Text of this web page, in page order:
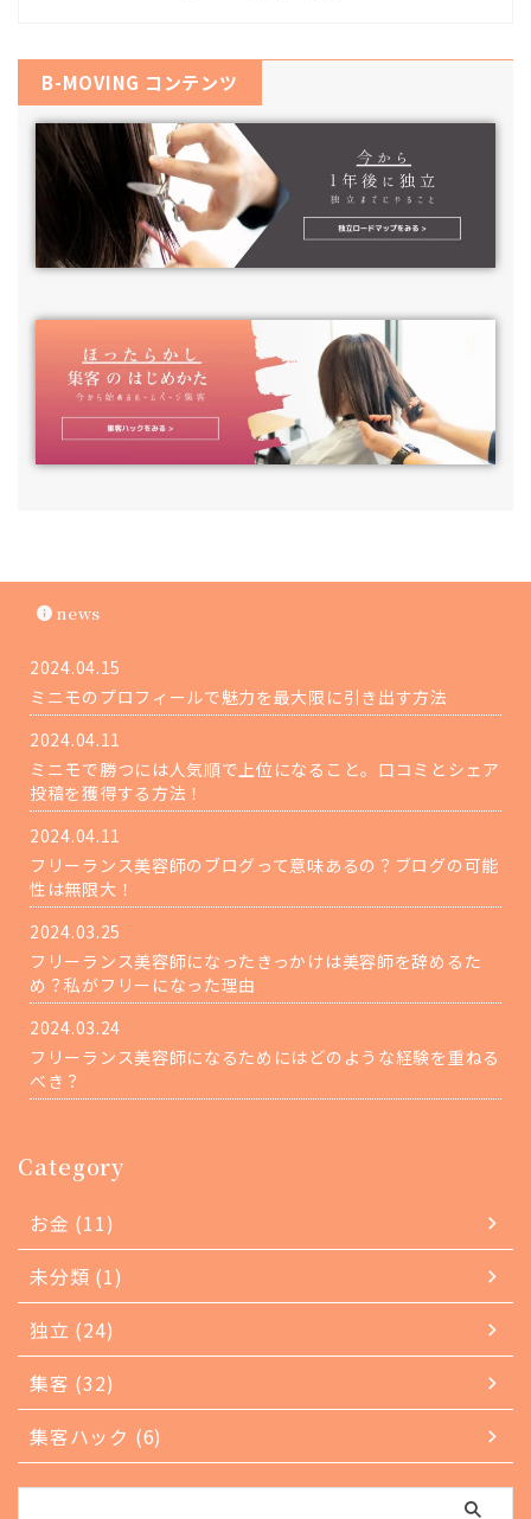
B-MOVING コンテンツ
news
2024.04.15
ミニモのプロフィールで魅力を最大限に引き出す方法
2024.04.11
ミニモで勝つには人気順で上位になること。口コミとシェア
投稿を獲得する方法！
2024.04.11
フリーランス美容師のブログって意味あるの？ブログの可能
性は無限大！
2024.03.25
フリーランス美容師になったきっかけは美容師を辞めるた
め？私がフリーになった理由
2024.03.24
フリーランス美容師になるためにはどのような経験を重ねる
べき？
Category
お金 (11)
未分類 (1)
独立 (24)
集客 (32)
集客ハック (6)